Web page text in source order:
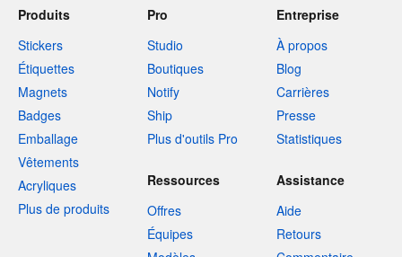
Produits
Stickers
Étiquettes
Magnets
Badges
Emballage
Vêtements
Acryliques
Plus de produits
Pro
Studio
Boutiques
Notify
Ship
Plus d'outils Pro
Entreprise
À propos
Blog
Carrières
Presse
Statistiques
Ressources
Offres
Équipes
Assistance
Aide
Retours